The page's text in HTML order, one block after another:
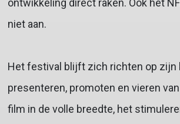
ontwikkeling direct raken. Ook het
niet aan.
Het festival blijft zich richten op zijn
presenteren, promoten en vieren
film in de volle breedte, het